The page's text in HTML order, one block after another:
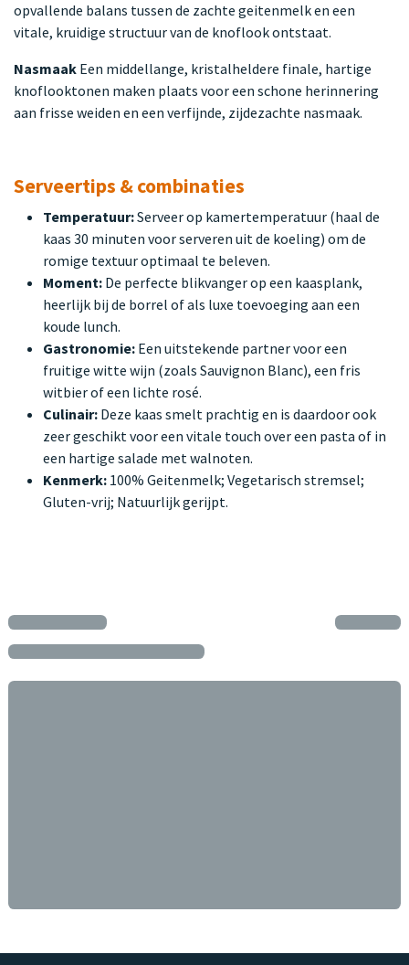
opvallende balans tussen de zachte geitenmelk en een
vitale, kruidige structuur van de knoflook ontstaat.
Nasmaak Een middellange, kristalheldere finale, hartige
knoflooktonen maken plaats voor een schone herinnering
aan frisse weiden en een verfijnde, zijdezachte nasmaak.
Serveertips & combinaties
Temperatuur:Serveer op kamertemperatuur (haal de
kaas 30 minuten voor serveren uit de koeling) om de
romige textuur optimaal te beleven.
Moment: De perfecte blikvanger op een kaasplank,
heerlijk bij de borrel of als luxe toevoeging aan een
koude lunch.
Gastronomie: Een uitstekende partner voor een
fruitige witte wijn (zoals Sauvignon Blanc), een fris
witbier of een lichte rosé.
Culinair: Deze kaas smelt prachtig en is daardoor ook
zeer geschikt voor een vitale touch over een pasta of in
een hartige salade met walnoten.
Kenmerk: 100% Geitenmelk; Vegetarisch stremsel;
Gluten-vrij; Natuurlijk gerijpt.